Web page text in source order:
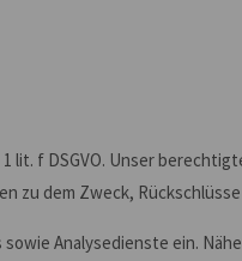
lit. f DSGVO. Unser
zu dem Zweck,
Analysedienste ein.